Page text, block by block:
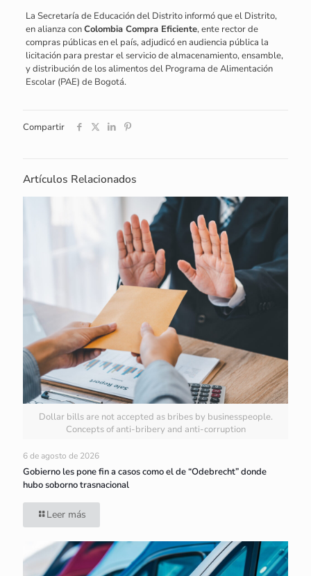
La Secretaría de Educación del Distrito informó que el Distrito,
en alianza conColombia Compra Eficiente, ente rector de
compras públicas en el país, adjudicó en audiencia pública la
licitación para prestar el servicio de almacenamiento, ensamble,
y distribución de los alimentos del Programa de Alimentación
Escolar (PAE) de Bogotá.
Compartir
Artículos Relacionados
Dollar bills are not accepted as bribes by businesspeople.
Concepts of anti-bribery and anti-corruption
6 de agosto de 2026
Gobierno les pone fin a casos como el de “Odebrecht” donde
hubo soborno trasnacional
Leer más